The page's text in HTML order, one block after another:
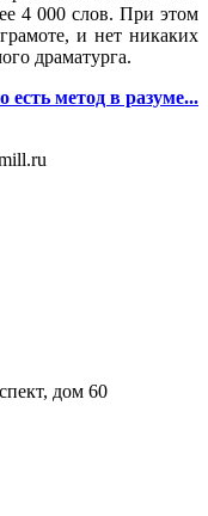
4 000 слов. При этом
и нет никаких
драматурга.
есть метод в разуме...
дом 60